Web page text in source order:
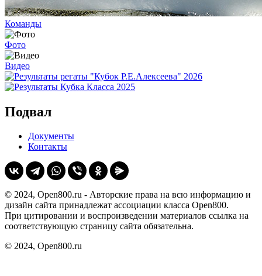
Команды
Фото
Видео
Подвал
Документы
Контакты
© 2024, Open800.ru - Авторские права на всю информацию и
дизайн сайта принадлежат ассоциации класса Open800.
При цитировании и воспроизведении материалов ссылка на
соответствующую страницу сайта обязательна.
© 2024, Open800.ru